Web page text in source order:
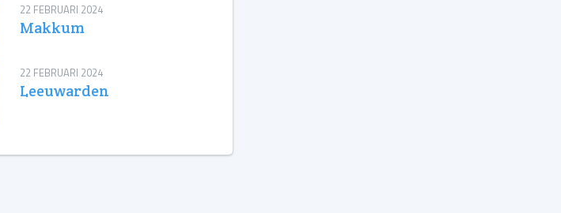
22 FEBRUARI 2024
Makkum
22 FEBRUARI 2024
Leeuwarden